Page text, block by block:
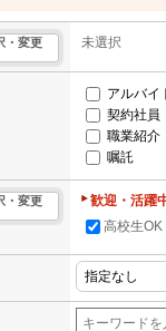
・変更 未選択
アルバイ
契約社員
職業紹介
嘱託
・変更
歓迎・活躍
高校生OK